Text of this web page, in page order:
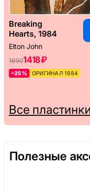
Breaking
Hearts, 1984
Elton John
18901418 ₽
–25% ОРИГИНАЛ 1984
Все
Полезные